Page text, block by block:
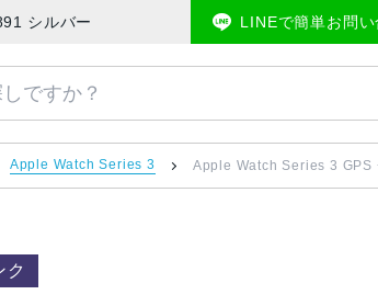
シルバー | 中古スマホ販売のアメモバマーケッ
LINEで簡単お問い
Apple Watch Series 3 Apple Watch Series 3 GPS
ク